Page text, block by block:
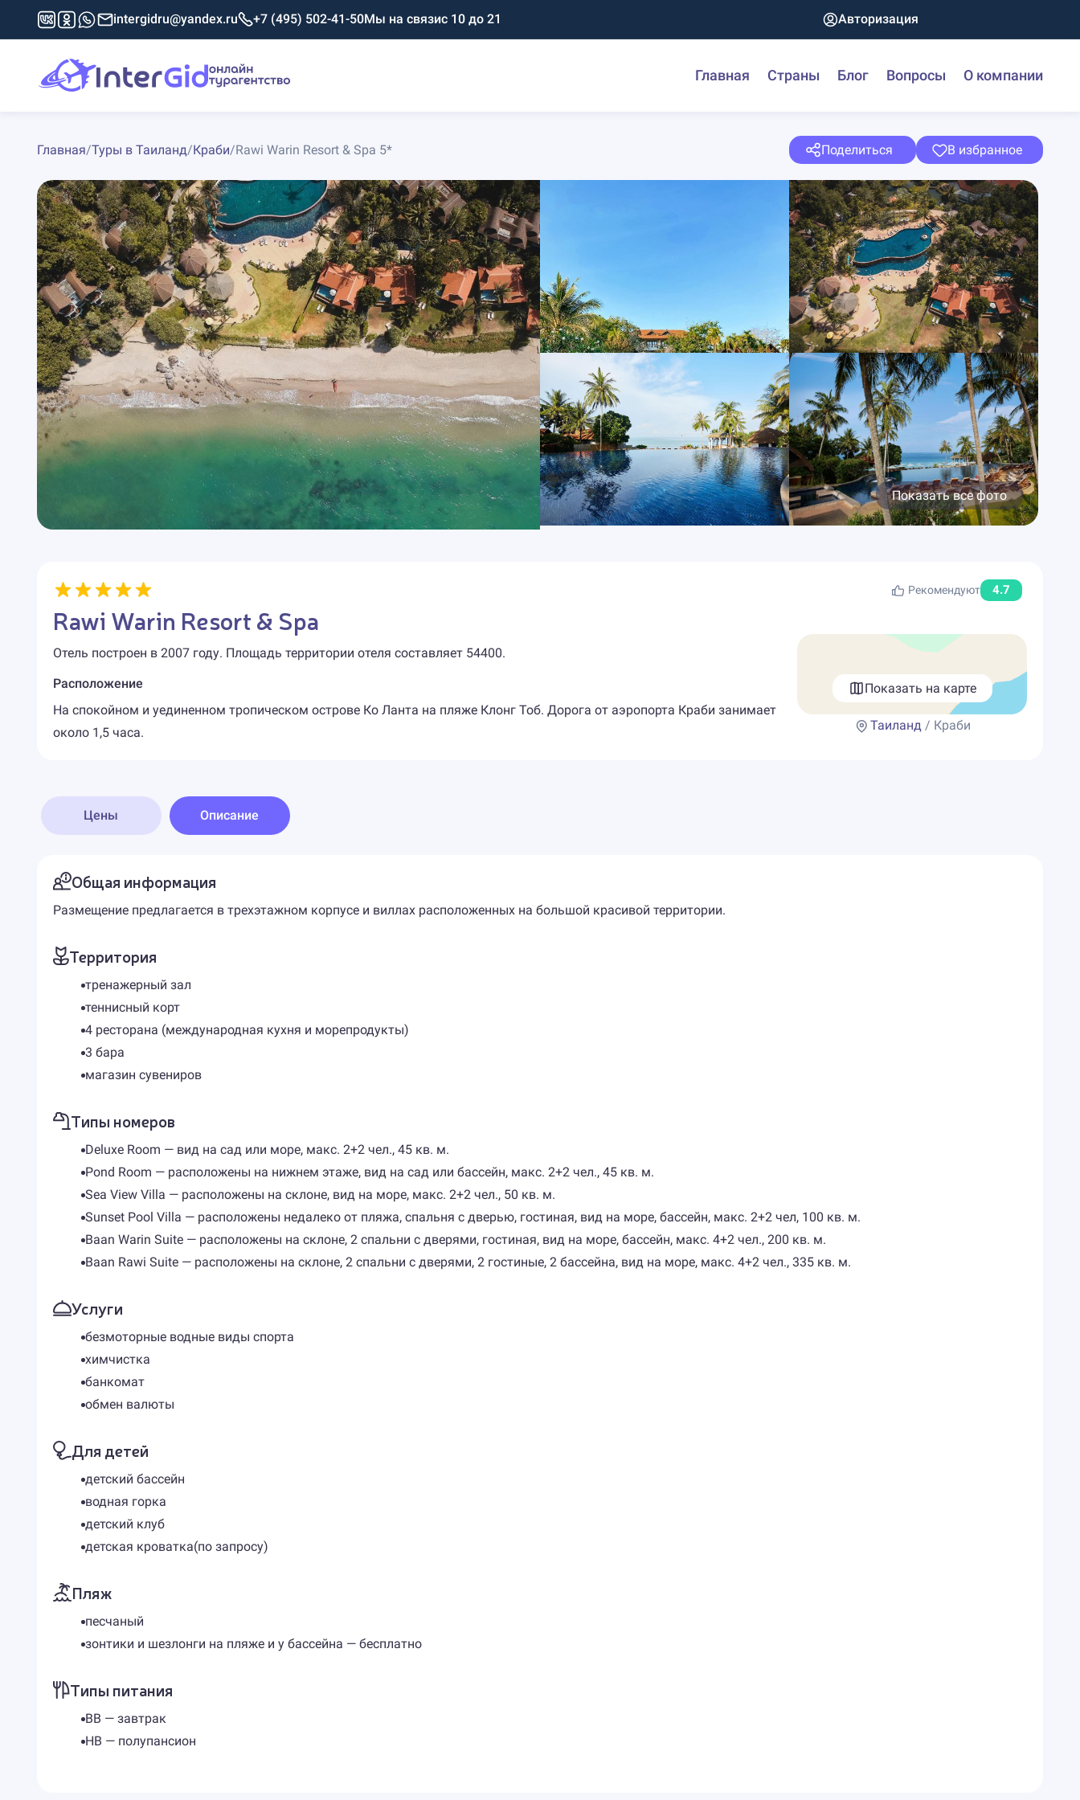
intergidru@yandex.ru +7 (495) 502-41-50Мы на связис 10 до 21 Авторизация
Главная Страны Блог Вопросы О компании
Главная/Туры в Таиланд/Краби/Rawi Warin Resort & Spa 5* Поделиться В избранное
Показать все фото
Рекомендуют 4.7
Rawi Warin Resort & Spa
Отель построен в 2007 году. Площадь территории отеля составляет 54400.
Расположение
На спокойном и уединенном тропическом острове Ко Ланта на пляже Клонг Тоб. Дорога от аэропорта Краби занимает
около 1,5 часа.
Показать на карте
Таиланд / Краби
Цены Описание
Общая информация
Размещение предлагается в трехэтажном корпусе и виллах расположенных на большой красивой территории.
Территория
тренажерный зал
теннисный корт
4 ресторана (международная кухня и морепродукты)
3 бара
магазин сувениров
Типы номеров
Deluxe Room — вид на сад или море, макс. 2+2 чел., 45 кв. м.
Pond Room — расположены на нижнем этаже, вид на сад или бассейн, макс. 2+2 чел., 45 кв. м.
Sea View Villa — расположены на склоне, вид на море, макс. 2+2 чел., 50 кв. м.
Sunset Pool Villa — расположены недалеко от пляжа, спальня с дверью, гостиная, вид на море, бассейн, макс. 2+2 чел, 100 кв. м.
Baan Warin Suite — расположены на склоне, 2 спальни с дверями, гостиная, вид на море, бассейн, макс. 4+2 чел., 200 кв. м.
Baan Rawi Suite — расположены на склоне, 2 спальни с дверями, 2 гостиные, 2 бассейна, вид на море, макс. 4+2 чел., 335 кв. м.
Услуги
безмоторные водные виды спорта
химчистка
банкомат
обмен валюты
Для детей
детский бассейн
водная горка
детский клуб
детская кроватка(по запросу)
Пляж
песчаный
зонтики и шезлонги на пляже и у бассейна — бесплатно
Типы питания
BB — завтрак
HB — полупансион